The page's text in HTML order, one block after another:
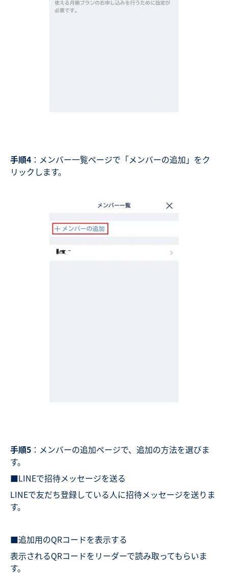
手順4 ：メンバー一覧ページで「メンバーの追加」をク
リックします。
手順5 ：メンバーの追加ページで、追加の方法を選びま
す。
■LINEで招待メッセージを送る
LINEで友だち登録している人に招待メッセージを送りま
す。
■追加用のQRコードを表示する
表示されるQRコードをリーダーで読み取ってもらいま
す。